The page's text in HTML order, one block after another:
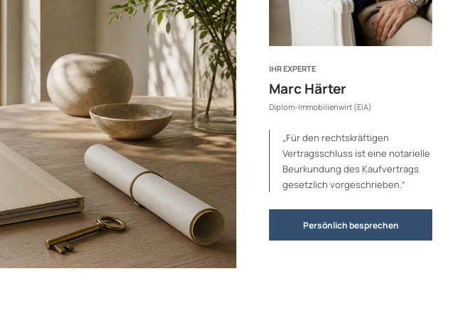
IHR EXPERTE
Marc Härter
Diplom-Immobilienwirt (EIA)
„Für den rechtskräftigen
Vertragsschluss ist eine notarielle
Beurkundung des Kaufvertrags
gesetzlich vorgeschrieben.“
Persönlich besprechen